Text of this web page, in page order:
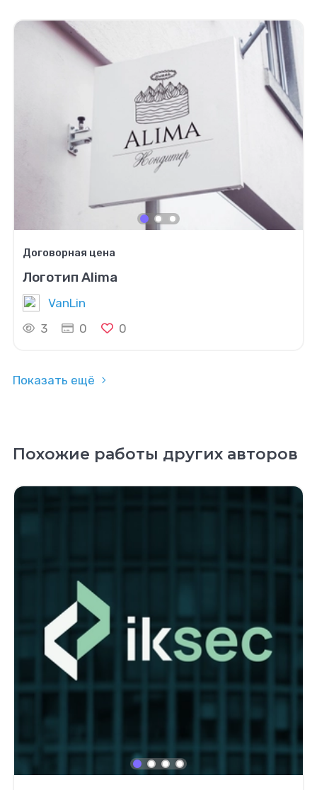
Договорная цена
Логотип Alima
VanLin
3
0 0
Показать ещё
Похожие работы других авторов